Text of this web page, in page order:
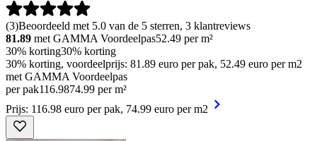
(3)Beoordeeld met 5.0 van de 5 sterren, 3 klantreviews
81.89 met GAMMA Voordeelpas52.49 per m²
30% korting30% korting
30% korting, voordeelprijs: 81.89 euro per pak, 52.49 euro per m2
met GAMMA Voordeelpas
per pak116.9874.99 per m²
Prijs: 116.98 euro per pak, 74.99 euro per m2